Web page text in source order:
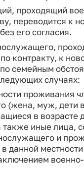
проходящий
переводится к
его согласия.
контракту, к
семейным
случаях:
проживания
(жена, муж, дети
в возрасте
также иные лица,
и
данной